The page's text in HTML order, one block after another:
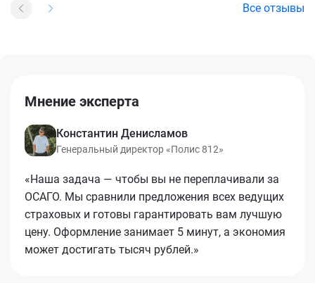
Все отзывы
Мнение эксперта
Константин Денисламов
Генеральный директор «Полис 812»
«Наша задача — чтобы вы не переплачивали за
ОСАГО. Мы сравнили предложения всех ведущих
страховых и готовы гарантировать вам лучшую
цену. Оформление занимает 5 минут, а экономия
может достигать тысяч рублей.»